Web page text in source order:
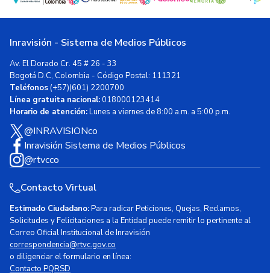
Inravisión - Sistema de Medios Públicos
Av. El Dorado Cr. 45 # 26 - 33
Bogotá D.C, Colombia - Código Postal: 111321
Teléfonos(+57)(601) 2200700
Línea gratuita nacional:018000123414
Horario de atención:Lunes a viernes de 8:00 a.m. a 5:00 p.m.
@INRAVISIONco
Inravisión Sistema de Medios Públicos
@rtvcco
Contacto Virtual
Estimado Ciudadano:Para radicar Peticiones, Quejas, Reclamos,
Solicitudes y Felicitaciones a la Entidad puede remitir lo pertinente al
Correo Oficial Institucional de Inravisión
correspondencia@rtvc.gov.co
o diligenciar el formulario en línea:
Contacto PQRSD